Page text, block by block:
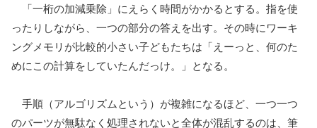
「一桁の加減乗除」にえらく時間がかかるとする。指を使
ったりしながら、一つの部分の答えを出す。その時にワーキ
ングメモリが比較的小さい子どもたちは「えーっと、何のた
めにこの計算をしていたんだっけ。」となる。
手順（アルゴリズムという）が複雑になるほど、一つ一つ
のパーツが無駄なく処理されないと全体が混乱するのは、筆